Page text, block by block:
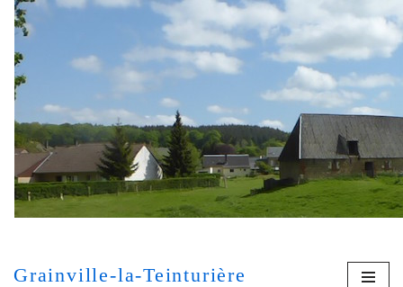
Aller
au
contenu
Grainville-la-Teinturière